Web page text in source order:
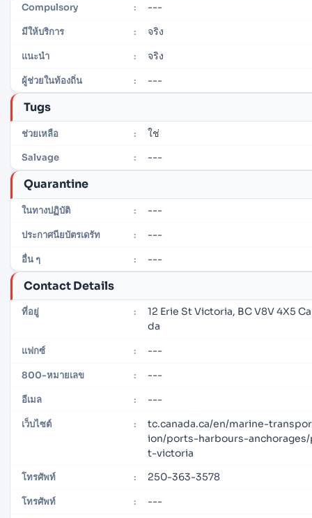
Compulsory : ---
มีให้บริการ : จริง
แนะนำ : จริง
ผู้ช่วยในท้องถิ่น : ---
Tugs
ช่วยเหลือ : ใช่
Salvage : ---
Quarantine
ในทางปฏิบัติ : ---
ประกาศนียบัตรเดรัท : ---
อื่น ๆ : ---
Contact Details
ที่อยู่ :
12 Erie St Victoria, BC V8V 4X5
da
แฟกซ์ : ---
800-หมายเลข : ---
อีเมล : ---
เว็บไซต์ :
tc.canada.ca/en/marine-
ion/ports-harbours-
t-victoria
โทรศัพท์ : 250-363-3578
โทรศัพท์ : ---